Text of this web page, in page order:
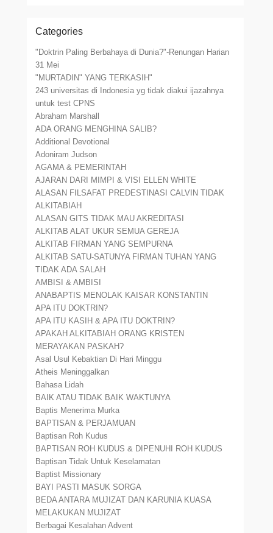
Categories
"Doktrin Paling Berbahaya di Dunia?"-Renungan Harian
31 Mei
"MURTADIN" YANG TERKASIH"
243 universitas di Indonesia yg tidak diakui ijazahnya
untuk test CPNS
Abraham Marshall
ADA ORANG MENGHINA SALIB?
Additional Devotional
Adoniram Judson
AGAMA & PEMERINTAH
AJARAN DARI MIMPI & VISI ELLEN WHITE
ALASAN FILSAFAT PREDESTINASI CALVIN TIDAK
ALKITABIAH
ALASAN GITS TIDAK MAU AKREDITASI
ALKITAB ALAT UKUR SEMUA GEREJA
ALKITAB FIRMAN YANG SEMPURNA
ALKITAB SATU-SATUNYA FIRMAN TUHAN YANG
TIDAK ADA SALAH
AMBISI & AMBISI
ANABAPTIS MENOLAK KAISAR KONSTANTIN
APA ITU DOKTRIN?
APA ITU KASIH & APA ITU DOKTRIN?
APAKAH ALKITABIAH ORANG KRISTEN
MERAYAKAN PASKAH?
Asal Usul Kebaktian Di Hari Minggu
Atheis Meninggalkan
Bahasa Lidah
BAIK ATAU TIDAK BAIK WAKTUNYA
Baptis Menerima Murka
BAPTISAN & PERJAMUAN
Baptisan Roh Kudus
BAPTISAN ROH KUDUS & DIPENUHI ROH KUDUS
Baptisan Tidak Untuk Keselamatan
Baptist Missionary
BAYI PASTI MASUK SORGA
BEDA ANTARA MUJIZAT DAN KARUNIA KUASA
MELAKUKAN MUJIZAT
Berbagai Kesalahan Advent